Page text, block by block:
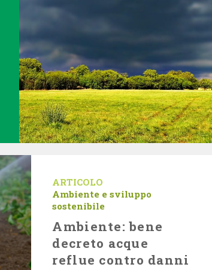
ARTICOLO
Ambiente e sviluppo
sostenibile
Ambiente: bene
decreto acque
reflue contro danni